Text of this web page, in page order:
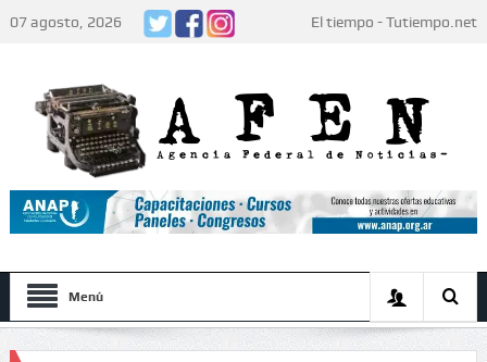
07 agosto, 2026 El tiempo - Tutiempo.net
Menú